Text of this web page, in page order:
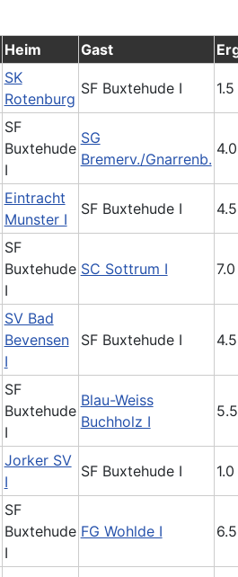
Heim Gast
SK
Rotenburg
SF Buxtehude I
SF
Buxtehude
I
SG
Bremerv./Gnarrenb.
Eintracht
Munster I
SF Buxtehude I
SF
Buxtehude
I
SC Sottrum I
SV Bad
Bevensen
I
SF Buxtehude I
SF
Buxtehude
I
Blau-Weiss
Buchholz I
Jorker SV
I
SF Buxtehude I
SF
Buxtehude
I
FG Wohlde I